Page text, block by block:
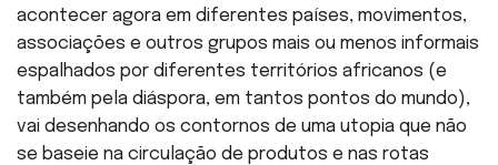
acontecer agora em diferentes países, movimentos,
associações e outros grupos mais ou menos informais
espalhados por diferentes territórios africanos (e
também pela diáspora, em tantos pontos do mundo),
vai desenhando os contornos de uma utopia que não
se baseie na circulação de produtos e nas rotas